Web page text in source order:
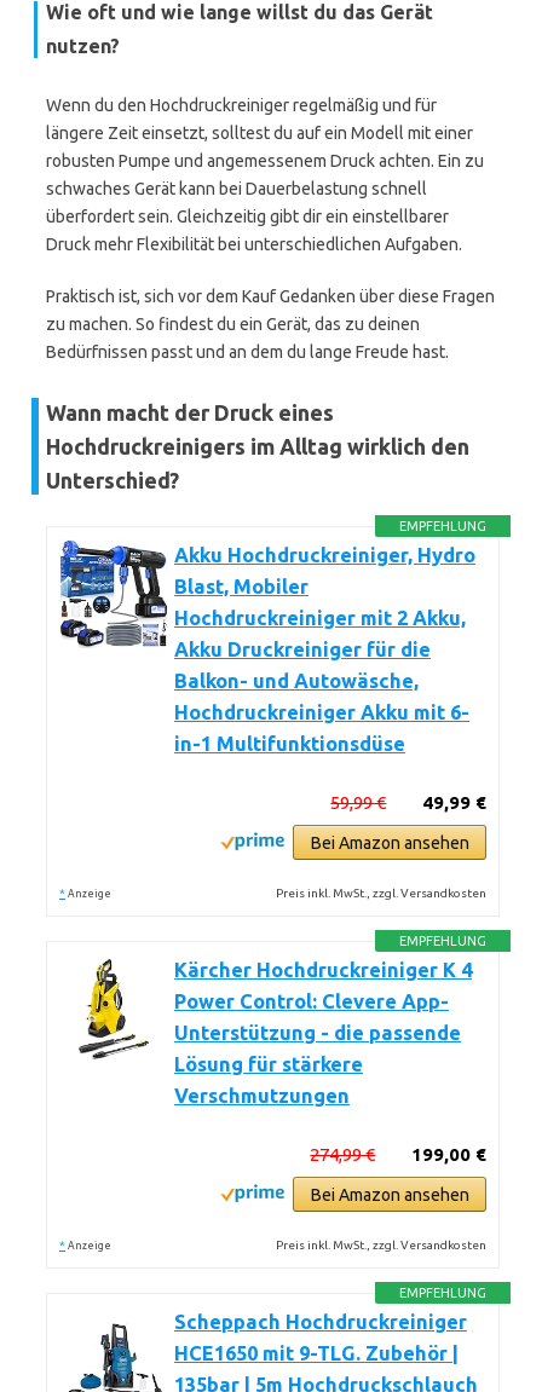
Wie oft und wie lange willst du das Gerät
nutzen?
Wenn du den Hochdruckreiniger regelmäßig und für
längere Zeit einsetzt, solltest du auf ein Modell mit einer
robusten Pumpe und angemessenem Druck achten. Ein zu
schwaches Gerät kann bei Dauerbelastung schnell
überfordert sein. Gleichzeitig gibt dir ein einstellbarer
Druck mehr Flexibilität bei unterschiedlichen Aufgaben.
Praktisch ist, sich vor dem Kauf Gedanken über diese Fragen
zu machen. So findest du ein Gerät, das zu deinen
Bedürfnissen passt und an dem du lange Freude hast.
Wann macht der Druck eines
Hochdruckreinigers im Alltag wirklich den
Unterschied?
EMPFEHLUNG
Akku Hochdruckreiniger, Hydro
Blast, Mobiler
Hochdruckreiniger mit 2 Akku,
Akku Druckreiniger für die
Balkon- und Autowäsche,
Hochdruckreiniger Akku mit 6-
in-1 Multifunktionsdüse
49,99 €
59,99 €
Bei Amazon ansehen
* Anzeige Preis inkl. MwSt., zzgl. Versandkosten
EMPFEHLUNG
Kärcher Hochdruckreiniger K 4
Power Control: Clevere App-
Unterstützung - die passende
Lösung für stärkere
Verschmutzungen
199,00 €
274,99 €
Bei Amazon ansehen
* Anzeige Preis inkl. MwSt., zzgl. Versandkosten
EMPFEHLUNG
Scheppach Hochdruckreiniger
HCE1650 mit 9-TLG. Zubehör |
135bar | 5m Hochdruckschlauch